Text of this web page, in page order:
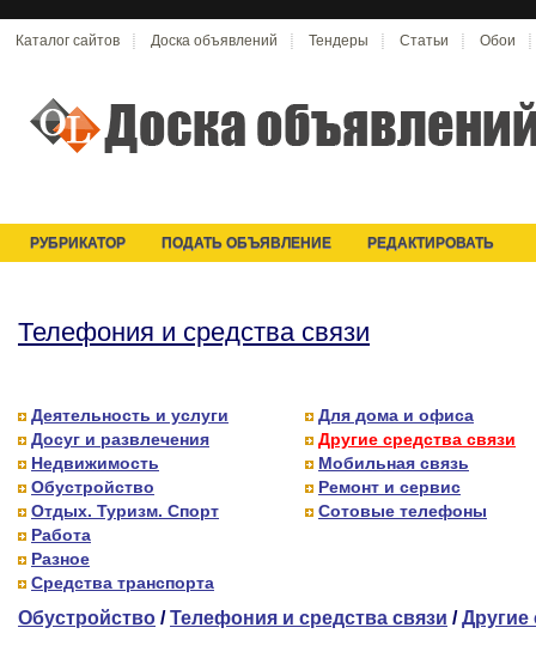
Каталог сайтов Доска объявлений Тендеры Статьи Обои
РУБРИКАТОР ПОДАТЬ ОБЪЯВЛЕНИЕ РЕДАКТИРОВАТЬ
Телефония и средства связи
Деятельность и услуги
Досуг и развлечения
Недвижимость
Обустройство
Отдых. Туризм. Спорт
Работа
Разное
Средства транспорта
Для дома и офиса
Другие средства связи
Мобильная связь
Ремонт и сервис
Сотовые телефоны
Обустройство /Телефония и средства связи /Другие